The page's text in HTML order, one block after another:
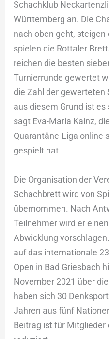
Schachklub
Württemberg an. Die
nach oben geht,
spielen die Rottaler
reichen die besten
Turnierrunde gewertet
die Zahl der gewerteten
aus diesem Grund ist es
sagt Eva-Maria Kainz,
Quarantäne-Liga online
gespielt hat.
Die Organisation der
Schachbrett wird von
übernommen. Nach
Teilnehmer wird er
Abwicklung
auf das internationale
Open in Bad Griesbach
November 2021 über
haben sich 30
Jahren aus fünf
Beitrag ist für Mitglieder